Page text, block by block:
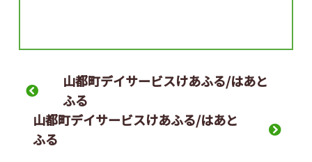
山都町デイサービスけあふる/はあと
ふる
山都町デイサービスけあふる/はあと
ふる